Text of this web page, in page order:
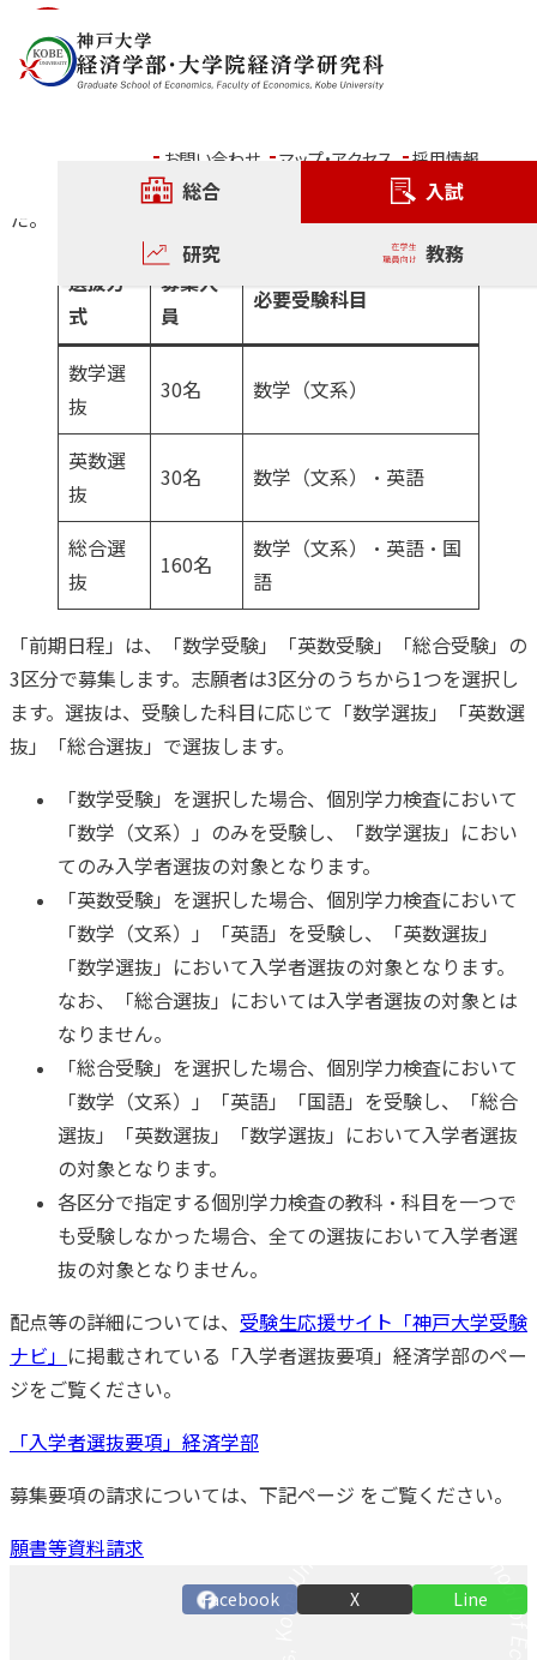
お問い合わせ マップ・アクセス 採用情報
総合 入試
研究 教務
一般入試（経済学部）
本学部では、平成30 年度・前期日程入試（2018 年2 月実
施）より以下の3区分を設けた新たな選抜方式を導入しまし
た。
選抜方
式
募集人
員
必要受験科目
数学選
抜
30名 数学（文系）
英数選
抜
30名 数学（文系）・英語
総合選
抜
160名
数学（文系）・英語・国
語
「前期日程」は、「数学受験」「英数受験」「総合受験」の
3区分で募集します。志願者は3区分のうちから1つを選択し
ます。選抜は、受験した科目に応じて「数学選抜」「英数選
抜」「総合選抜」で選抜します。
「数学受験」を選択した場合、個別学力検査において
「数学（文系）」のみを受験し、「数学選抜」におい
てのみ入学者選抜の対象となります。
「英数受験」を選択した場合、個別学力検査において
「数学（文系）」「英語」を受験し、「英数選抜」
「数学選抜」において入学者選抜の対象となります。
なお、「総合選抜」においては入学者選抜の対象とは
なりません。
「総合受験」を選択した場合、個別学力検査において
「数学（文系）」「英語」「国語」を受験し、「総合
選抜」「英数選抜」「数学選抜」において入学者選抜
の対象となります。
各区分で指定する個別学力検査の教科・科目を一つで
も受験しなかった場合、全ての選抜において入学者選
抜の対象となりません。
配点等の詳細については、 受験生応援サイト「神戸大学受験
ナビ」
に掲載されている「入学者選抜要項」経済学部のペー
ジをご覧ください。
「入学者選抜要項」経済学部
募集要項の請求については、下記ページ をご覧ください。
願書等資料請求
Facebook X Line